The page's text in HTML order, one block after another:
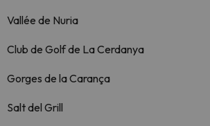
Vallée de Nuria
Club de Golf de La Cerdanya
Gorges de la Carança
Salt del Grill